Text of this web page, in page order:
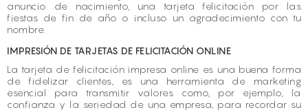
anuncio de nacimiento, una tarjeta felicitación por las
fiestas de fin de año o incluso un agradecimiento con tu
nombre.
IMPRESIÓN DE TARJETAS DE FELICITACIÓN ONLINE
La tarjeta de felicitación impresa online es una buena forma
de fidelizar clientes, es una herramienta de marketing
esencial para transmitir valores como, por ejemplo, la
confianza y la seriedad de una empresa, para recordar su